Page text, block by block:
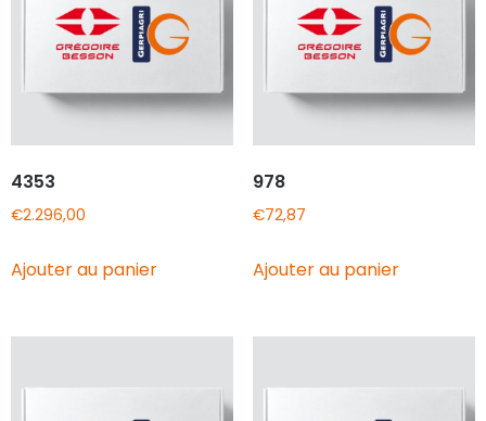
4353
€2.296,00
Ajouter au panier
978
€72,87
Ajouter au panier